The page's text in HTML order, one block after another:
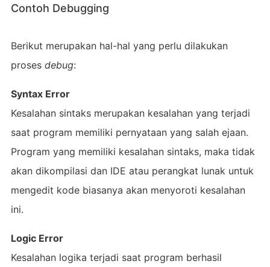
Contoh Debugging
Berikut merupakan hal-hal yang perlu dilakukan
proses debug:
Syntax Error
Kesalahan sintaks merupakan kesalahan yang terjadi
saat program memiliki pernyataan yang salah ejaan.
Program yang memiliki kesalahan sintaks, maka tidak
akan dikompilasi dan IDE atau perangkat lunak untuk
mengedit kode biasanya akan menyoroti kesalahan
ini.
Logic Error
Kesalahan logika terjadi saat program berhasil